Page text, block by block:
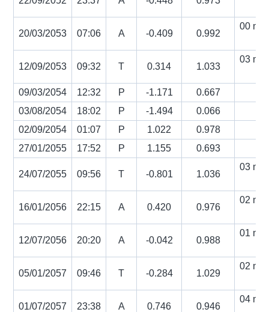
20/03/2053 07:06 A -0.409 0.992
00
12/09/2053 09:32 T 0.314 1.033
03
09/03/2054
12:32 P -1.171
0.667
03/08/2054
18:02 P -1.494
0.066
02/09/2054
01:07 P 1.022
0.978
27/01/2055
17:52 P 1.155 0.693
24/07/2055 09:56 T -0.801 1.036
03
16/01/2056 22:15 A 0.420 0.976
02
12/07/2056 20:20 A -0.042 0.988
01
05/01/2057 09:46 T -0.284 1.029
02
01/07/2057 23:38 A 0.746 0.946
04